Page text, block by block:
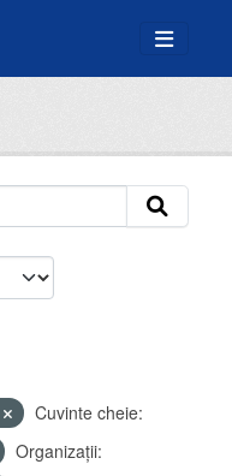
Cuvinte cheie:
Organizații: